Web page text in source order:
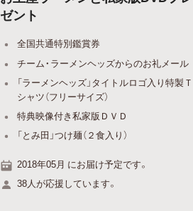
ゼント
全国共通特別鑑賞券
チーム・ラーメンヘッズからのお礼メール
「ラーメンヘッズ」タイトルロゴ入り特製Ｔ
シャツ（フリーサイズ）
特典映像付き私家版ＤＶＤ
「とみ田」つけ麺（２食入り）
2018年05月 にお届け予定です。
38人が応援しています。